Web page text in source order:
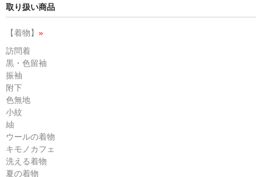
取り扱い商品
【着物】 »
訪問着
黒・色留袖
振袖
附下
色無地
小紋
紬
ウールの着物
キモノカフェ
洗える着物
夏の着物